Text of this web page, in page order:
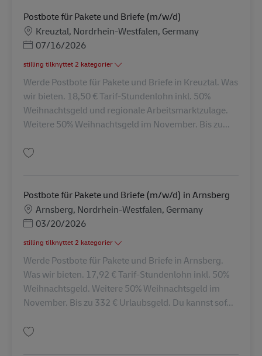
Postbote für Pakete und Briefe (m/w/d)
Lokation
Kreuztal, Nordrhein-Westfalen, Germany
Posted Date
07/16/2026
stilling tilknyttet 2 kategorier
Werde Postbote für Pakete und Briefe in Kreuztal. Was
wir bieten. 18,50 € Tarif-Stundenlohn inkl. 50%
Weihnachtsgeld und regionale Arbeitsmarktzulage.
Weitere 50% Weihnachtsgeld im November. Bis zu...
Postbote für Pakete und Briefe (m/w/d) in Arnsberg
Lokation
Arnsberg, Nordrhein-Westfalen, Germany
Posted Date
03/20/2026
stilling tilknyttet 2 kategorier
Werde Postbote für Pakete und Briefe in Arnsberg.
Was wir bieten. 17,92 € Tarif-Stundenlohn inkl. 50%
Weihnachtsgeld. Weitere 50% Weihnachtsgeld im
November. Bis zu 332 € Urlaubsgeld. Du kannst sof...